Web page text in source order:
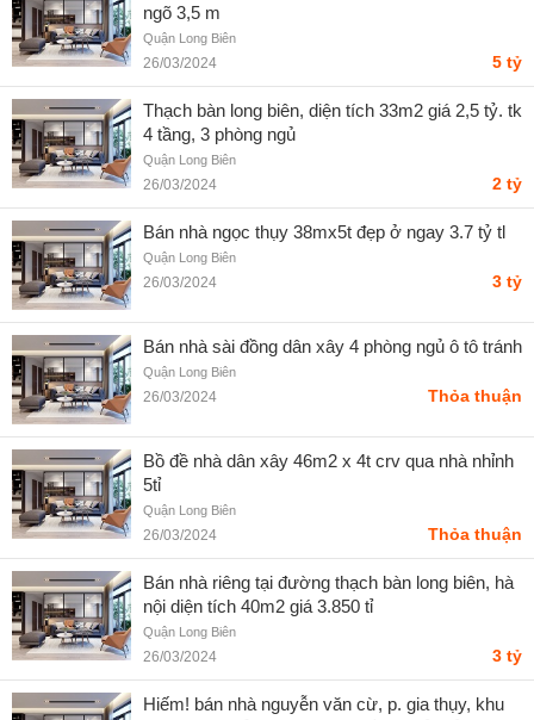
ngõ 3,5 m
Quận Long Biên
26/03/2024 5 tỷ
Thạch bàn long biên, diện tích 33m2 giá 2,5 tỷ. tk
4 tầng, 3 phòng ngủ
Quận Long Biên
26/03/2024 2 tỷ
Bán nhà ngọc thụy 38mx5t đẹp ở ngay 3.7 tỷ tl
Quận Long Biên
26/03/2024 3 tỷ
Bán nhà sài đồng dân xây 4 phòng ngủ ô tô tránh
Quận Long Biên
26/03/2024 Thỏa thuận
Bồ đề nhà dân xây 46m2 x 4t crv qua nhà nhỉnh
5tỉ
Quận Long Biên
26/03/2024 Thỏa thuận
Bán nhà riêng tại đường thạch bàn long biên, hà
nội diện tích 40m2 giá 3.850 tỉ
Quận Long Biên
26/03/2024 3 tỷ
Hiếm! bán nhà nguyễn văn cừ, p. gia thụy, khu